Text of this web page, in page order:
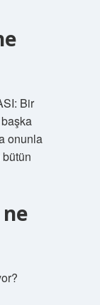
Bir
onunla